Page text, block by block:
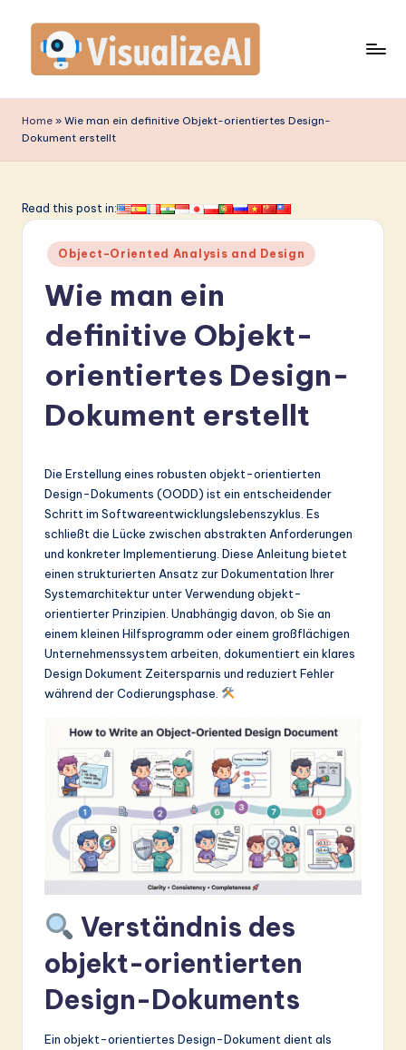
content
is
u
li
A
L
o
ft
w
Home » Wie man ein definitive Objekt-orientiertes Design-
Dokument erstellt
Read this post in:
Posted
in
Object-Oriented Analysis and Design
Wie man ein
definitive Objekt-
orientiertes Design-
Dokument erstellt
Die Erstellung eines robusten objekt-orientierten
Design-Dokuments (OODD) ist ein entscheidender
Schritt im Softwareentwicklungslebenszyklus. Es
schließt die Lücke zwischen abstrakten Anforderungen
und konkreter Implementierung. Diese Anleitung bietet
einen strukturierten Ansatz zur Dokumentation Ihrer
Systemarchitektur unter Verwendung objekt-
orientierter Prinzipien. Unabhängig davon, ob Sie an
einem kleinen Hilfsprogramm oder einem großflächigen
Unternehmenssystem arbeiten, dokumentiert ein klares
Design Dokument Zeitersparnis und reduziert Fehler
während der Codierungsphase.
Verständnis des
objekt-orientierten
Design-Dokuments
Ein objekt-orientiertes Design-Dokument dient als